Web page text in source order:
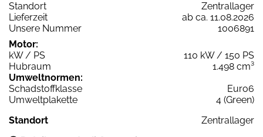
Standort
Zentrallager
Lieferzeit
ab ca. 11.08.2026
Unsere Nummer
1006891
Motor:
kW / PS
110 kW / 150 PS
Hubraum
1.498 cm³
Umweltnormen:
Schadstoffklasse
Euro6
Umweltplakette
4 (Green)
Standort
Zentrallager